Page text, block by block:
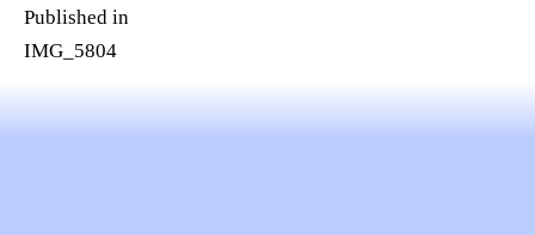
Published in
IMG_5804